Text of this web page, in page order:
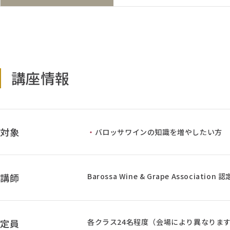
講座情報
対象 バロッサワインの知識を増やしたい方
講師 Barossa Wine & Grape Association 認
定員 各クラス24名程度（会場により異なります